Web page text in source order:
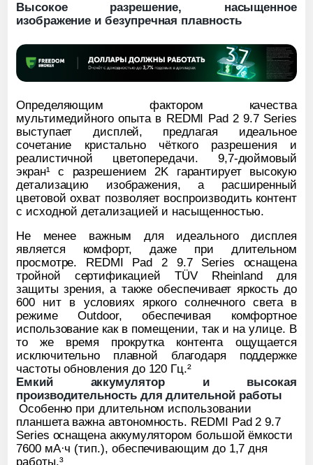
Высокое разрешение, насыщенное
изображение и безупречная плавность
Определяющим фактором качества
мультимедийного опыта в REDMI Pad 2 9.7 Series
выступает дисплей,
предлагая идеальное
сочетание кристально чёткого разрешения и
реалистичной цветопередачи. 9,7-дюймовый
экран¹ с разрешением 2K гарантирует высокую
детализацию изображения, а расширенный
цветовой охват позволяет воспроизводить контент
с исходной детализацией и насыщенностью.
Не менее важным для идеального дисплея
является комфорт, даже при длительном
просмотре. REDMI Pad 2 9.7 Series оснащена
тройной сертификацией TÜV Rheinland для
защиты зрения, а также обеспечивает яркость до
600 нит в условиях яркого солнечного света в
режиме Outdoor, обеспечивая комфортное
использование как в помещении, так и на улице. В
то же время прокрутка контента ощущается
исключительно плавной благодаря поддержке
частоты обновления до 120 Гц.²
Емкий аккумулятор и высокая
производительность для длительной работы
Особенно при длительном использовании
планшета важна автономность. REDMI Pad 2 9.7
Series оснащена аккумулятором большой ёмкости
7600 мА·ч (тип.), обеспечивающим до 1,7 дня
работы.³